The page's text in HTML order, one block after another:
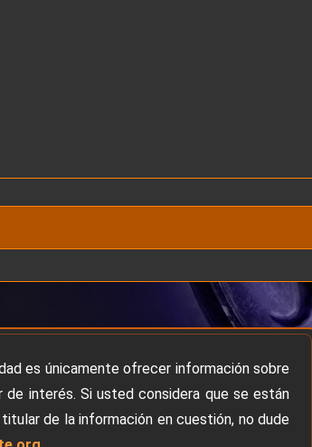
es únicamente ofrecer información sobre
interés. Si usted considera que se están
de la información en cuestión, no dude